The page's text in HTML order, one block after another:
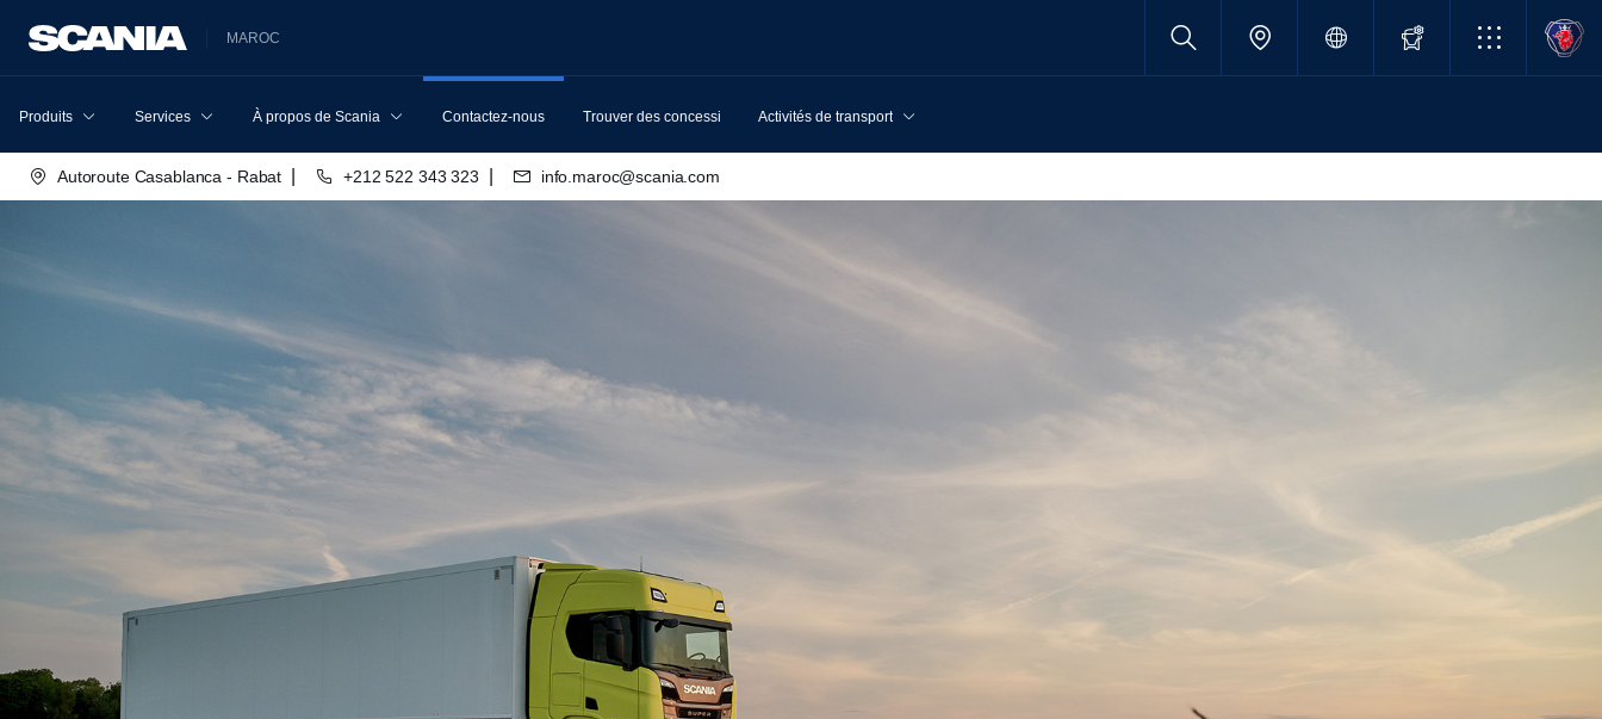
MAROC
Produits Services À propos de Scania Contactez-nous Trouver des concessionnairesActivités de transport
Autoroute Casablanca - Rabat +212 522 343 323 info.maroc@scania.com